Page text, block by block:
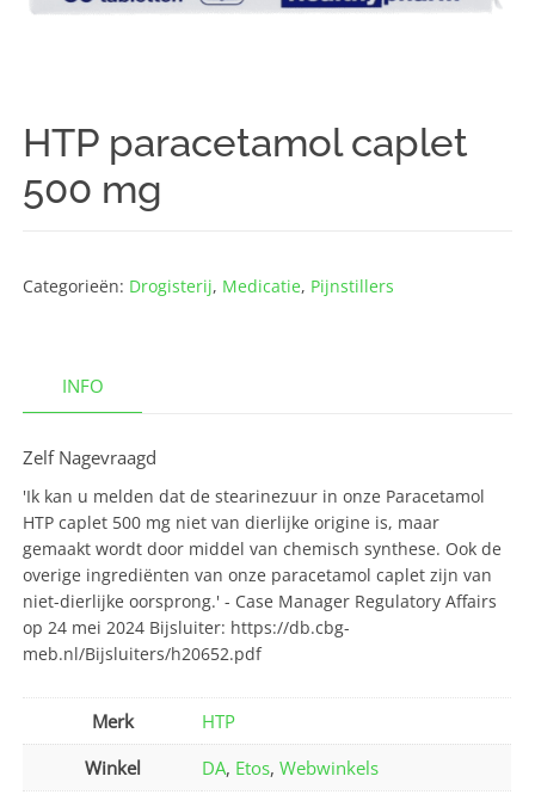
HTP paracetamol caplet
500 mg
Categorieën: Drogisterij, Medicatie, Pijnstillers
INFO
Zelf Nagevraagd
'Ik kan u melden dat de stearinezuur in onze Paracetamol
HTP caplet 500 mg niet van dierlijke origine is, maar
gemaakt wordt door middel van chemisch synthese. Ook de
overige ingrediënten van onze paracetamol caplet zijn van
niet-dierlijke oorsprong.' - Case Manager Regulatory Affairs
op 24 mei 2024 Bijsluiter: https://db.cbg-
meb.nl/Bijsluiters/h20652.pdf
Merk
HTP
Winkel
DA, Etos,Webwinkels